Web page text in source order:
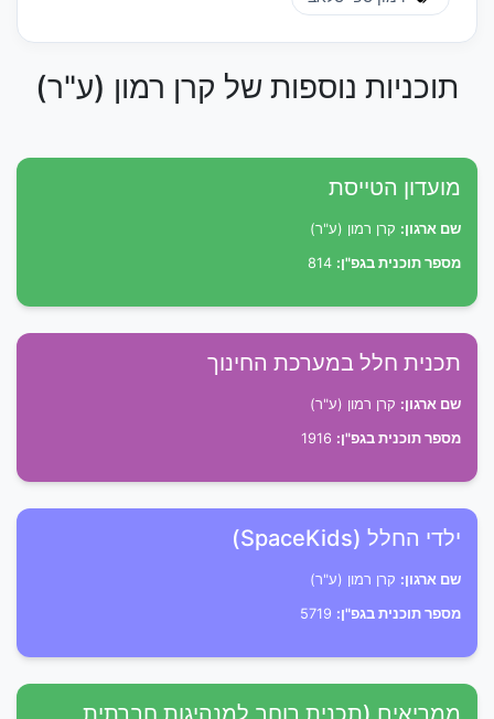
תוכניות נוספות של קרן רמון (ע"ר)
מועדון הטייסת
שם ארגון: קרן רמון (ע"ר)
מספר תוכנית בגפ"ן:
תכנית חלל במערכת החינוך
שם ארגון: קרן רמון (ע"ר)
מספר תוכנית בגפ"ן:
ילדי החלל (SpaceKids)
שם ארגון: קרן רמון (ע"ר)
מספר תוכנית בגפ"ן:
ממריאים (תכנית רוחב למנהיגות חברתית